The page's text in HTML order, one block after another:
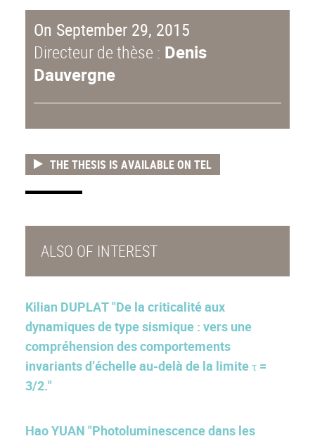
On September 29, 2015
Directeur de thèse : Denis
Dauvergne
THE THESIS IS AVAILABLE ON TEL
ALSO OF INTEREST
Kilian DUPLAT "De la criticalité aux
dynamiques de type sismique : vers une
compréhension des comportements
invariants d’échelle au-delà de la limite τ =
3/2."
Hao YUAN "Photoluminescence dans les